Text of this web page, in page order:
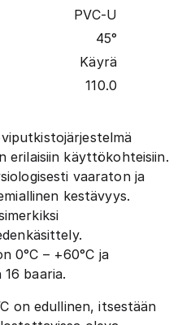
PVC-U
45°
Käyrä
110.0
erilaisiin käyttökohteisiin.
vaaraton ja
kestävyys.
0°C – +60°C ja
baaria.
on edullinen, itsestään